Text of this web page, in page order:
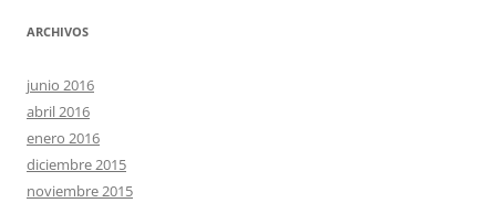
ARCHIVOS
junio 2016
abril 2016
enero 2016
diciembre 2015
noviembre 2015